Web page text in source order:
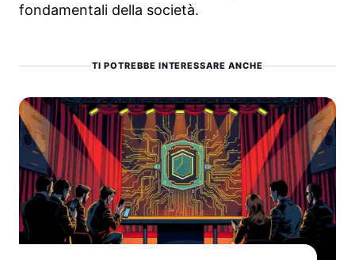
fondamentali della società.
TI POTREBBE INTERESSARE ANCHE